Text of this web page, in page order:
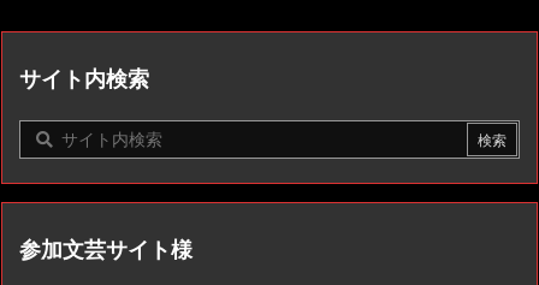
サイト内検索
参加文芸サイト様